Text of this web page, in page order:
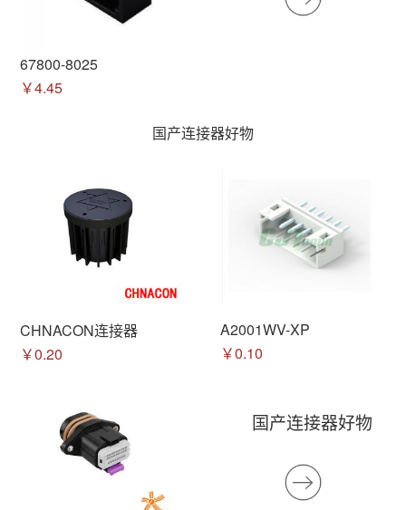
67800-8025
￥4.45
国产连接器好物
CHNACON连接器
￥0.20
A2001WV-XP
￥0.10
国产连接器好物